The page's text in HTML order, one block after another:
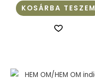
KOSÁRBA TESZEM